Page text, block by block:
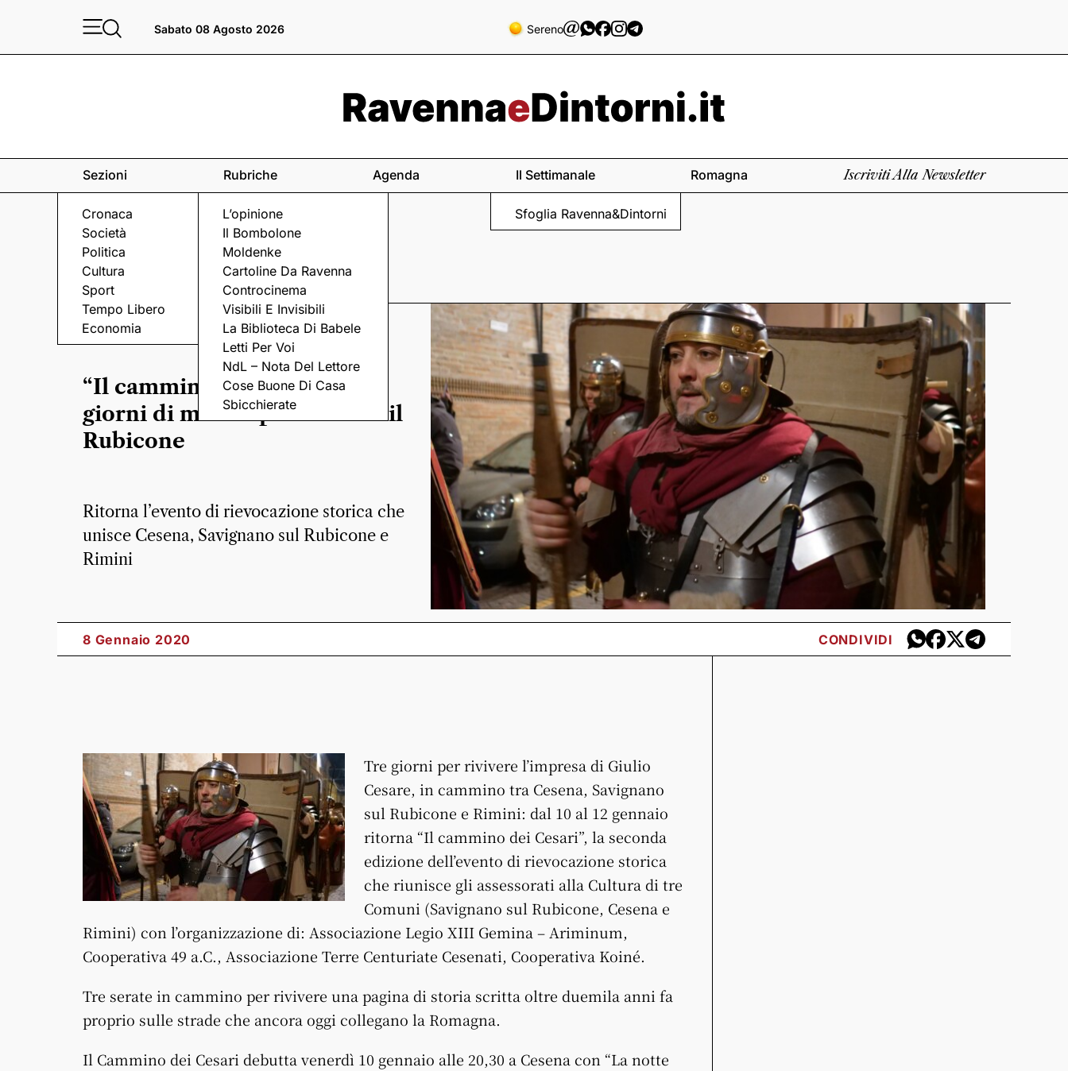
Sabato 08 Agosto 2026 Sereno
Sezioni
Cronaca
Società
Politica
Cultura
Sport
Tempo Libero
Economia
Rubriche
L’opinione
Il Bombolone
Moldenke
Cartoline Da Ravenna
Controcinema
Visibili E Invisibili
La Biblioteca Di Babele
Letti Per Voi
NdL – Nota Del Lettore
Cose Buone Di Casa
Sbicchierate
Agenda Il Settimanale
Sfoglia Ravenna&Dintorni
Romagna Iscriviti Alla Newsletter
STORIA
“Il cammino dei Cesari”, tre
giorni di marcia per varcare il
Rubicone
Ritorna l’evento di rievocazione storica che
unisce Cesena, Savignano sul Rubicone e
Rimini
8 Gennaio 2020 CONDIVIDI
Tre giorni per rivivere l’impresa di Giulio
Cesare, in cammino tra Cesena, Savignano
sul Rubicone e Rimini: dal 10 al 12 gennaio
ritorna “Il cammino dei Cesari”, la seconda
edizione dell’evento di rievocazione storica
che riunisce gli assessorati alla Cultura di tre
Comuni (Savignano sul Rubicone, Cesena e
Rimini) con l’organizzazione di: Associazione Legio XIII Gemina – Ariminum,
Cooperativa 49 a.C., Associazione Terre Centuriate Cesenati, Cooperativa Koiné.
Tre serate in cammino per rivivere una pagina di storia scritta oltre duemila anni fa
proprio sulle strade che ancora oggi collegano la Romagna.
Il Cammino dei Cesari debutta venerdì 10 gennaio alle 20,30 a Cesena con “La notte